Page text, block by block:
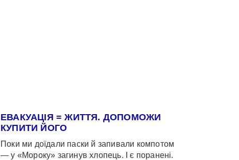
ЕВАКУАЦІЯ = ЖИТТЯ. ДОПОМОЖИ
КУПИТИ ЙОГО
Поки ми доїдали паски й запивали компотом
— у «Мороку» загинув хлопець. І є поранені.